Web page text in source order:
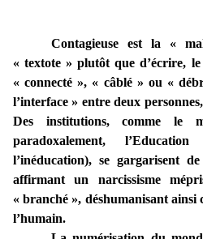
Contagieuse est la «
« textote » plutôt que d’écrire,
« connecté », « câblé » ou «
l’interface » entre deux
Des institutions, comme le
paradoxalement,
l’inéducation), se gargarisent
affirmant un narcissisme
« branché », déshumanisant ainsi
l’humain.